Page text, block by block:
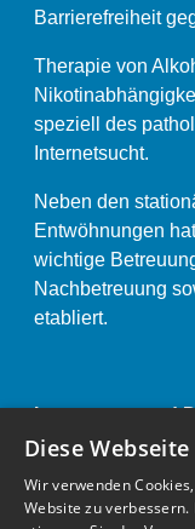
Barrierefreiheit
Therapie von
speziell des
Internetsucht.
Neben den
Entwöhnungen
wichtige
Nachbetreuung
etabliert.
Impressum und
Anstaltsordnung
Diese
Wir verwenden
Website zu